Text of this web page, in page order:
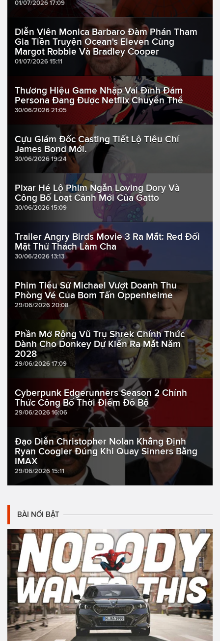
01/07/2026 17:09
Diễn Viên Monica Barbaro Đàm Phán Tham
Gia Tiền Truyện Ocean's Eleven Cùng
Margot Robbie Và Bradley Cooper
01/07/2026 15:11
Thương Hiệu Game Nhập Vai Đình Đám
Persona Đang Được Netflix Chuyển Thể
30/06/2026 21:05
Cựu Giám Đốc Casting Tiết Lộ Tiêu Chí
James Bond Mới.
30/06/2026 19:24
Pixar Hé Lộ Phim Ngắn Loving Dory Và
Công Bố Loạt Cảnh Mới Của Gatto
30/06/2026 15:09
Trailer Angry Birds Movie 3 Ra Mắt: Red Đối
Mặt Thử Thách Làm Cha
30/06/2026 13:13
Phim Tiểu Sử Michael Vượt Doanh Thu
Phòng Vé Của Bom Tấn Oppenheime
29/06/2026 20:08
Phần Mở Rộng Vũ Trụ Shrek Chính Thức
Dành Cho Donkey Dự Kiến Ra Mắt Năm
2028
29/06/2026 17:09
Cyberpunk Edgerunners Season 2 Chính
Thức Công Bố Thời Điểm Đổ Bộ
29/06/2026 16:06
Đạo Diễn Christopher Nolan Khẳng Định
Ryan Coogler Đúng Khi Quay Sinners Bằng
IMAX
29/06/2026 15:11
BÀI NỔI BẬT